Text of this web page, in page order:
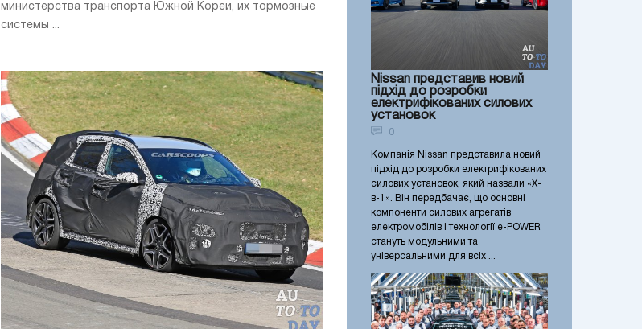
министерства транспорта Южной Кореи, их тормозные
системы ...
Nissan представив новий
підхід до розробки
електрифікованих силових
установок
0
Компанія Nissan представила новий
підхід до розробки електрифікованих
силових установок, який назвали «X-
в-1». Він передбачає, що основні
компоненти силових агрегатів
електромобілів і технології e-POWER
стануть модульними та
універсальними для всіх ...